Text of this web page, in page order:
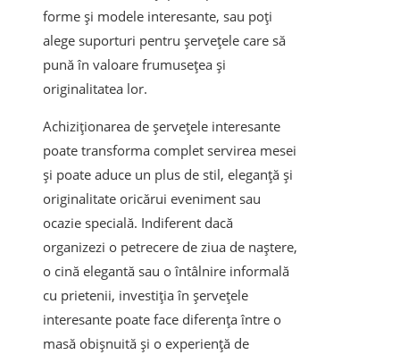
forme și modele interesante, sau poți
alege suporturi pentru șervețele care să
pună în valoare frumusețea și
originalitatea lor.
Achiziționarea de șervețele interesante
poate transforma complet servirea mesei
și poate aduce un plus de stil, eleganță și
originalitate oricărui eveniment sau
ocazie specială. Indiferent dacă
organizezi o petrecere de ziua de naștere,
o cină elegantă sau o întâlnire informală
cu prietenii, investiția în șervețele
interesante poate face diferența între o
masă obișnuită și o experiență de